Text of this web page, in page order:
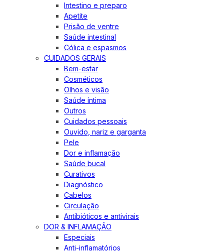
Intestino e preparo
Apetite
Prisão de ventre
Saúde intestinal
Cólica e espasmos
CUIDADOS GERAIS
Bem-estar
Cosméticos
Olhos e visão
Saúde íntima
Outros
Cuidados pessoais
Ouvido, nariz e garganta
Pele
Dor e inflamação
Saúde bucal
Curativos
Diagnóstico
Cabelos
Circulação
Antibióticos e antivirais
DOR & INFLAMAÇÃO
Especiais
Anti-inflamatórios